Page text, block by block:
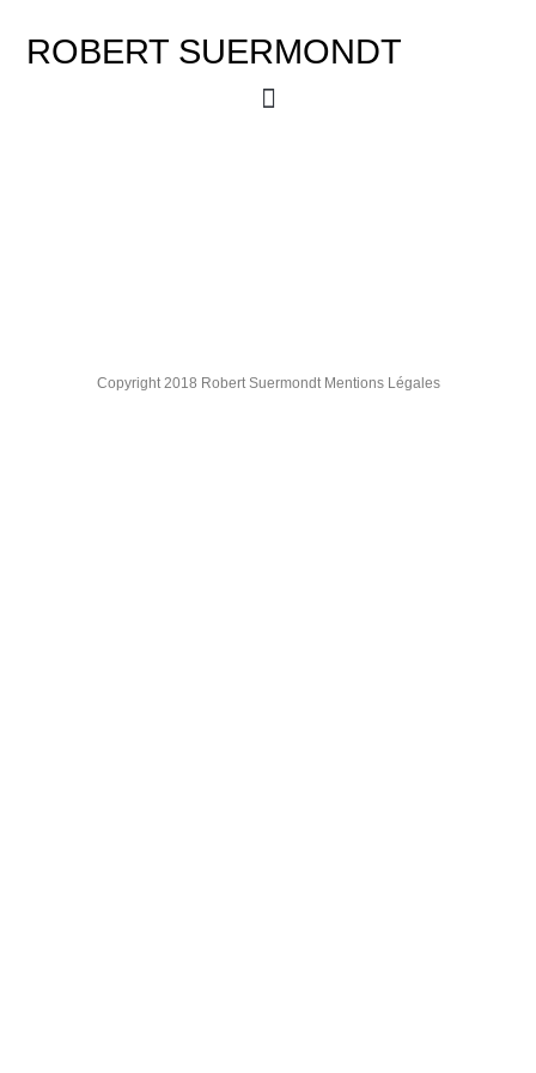
ROBERT SUERMONDT
Copyright 2018 Robert Suermondt Mentions Légales